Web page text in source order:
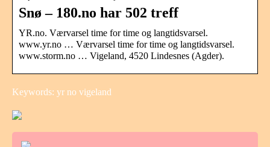
Snø – 180.no har 502 treff
YR.no. Værvarsel time for time og langtidsvarsel.
www.yr.no … Værvarsel time for time og langtidsvarsel.
www.storm.no … Vigeland, 4520 Lindesnes (Agder).
Keywords: yr no vigeland